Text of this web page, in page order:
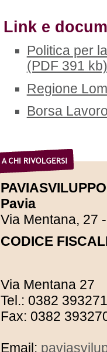
Link e
Politica per
(PDF 391 kb)
Regione
Borsa
Pavia
Via Mentana, 27
CODICE
Via Mentana 27
Tel.: 0382 393271
Fax: 0382
Email: